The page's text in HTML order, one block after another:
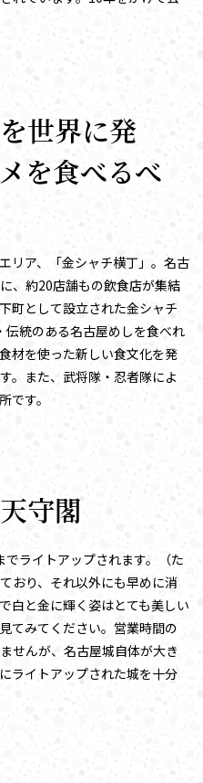
世界に発
を食べるべ
リア、「金シャチ横丁」。名古
、約20店舗もの飲食店が集結
町として設立された金シャチ
統のある名古屋めしを食べれ
材を使った新しい食文化を発
。また、武将隊・忍者隊によ
です。
守閣
ライトアップされます。（た
おり、それ以外にも早めに消
白と金に輝く姿はとても美しい
てみてください。営業時間の
せんが、名古屋城自体が大き
ライトアップされた城を十分